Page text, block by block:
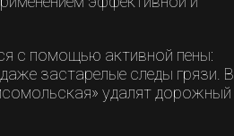
с помощью активной пены:
застарелые следы грязи. В
удалят дорожный